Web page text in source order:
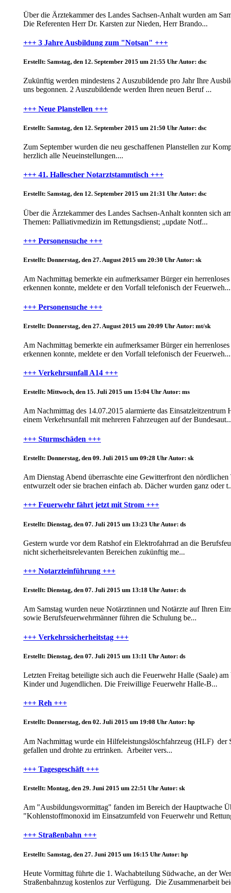
Über die Ärztekammer des Landes Sachsen-Anhalt wurden am
Die Referenten Herr Dr. Karsten zur Nieden, Herr Brando...
+++ 3 Jahre Ausbildung zum "Notsan" +++
Erstellt: Samstag, den 12. September 2015 um 21:55 UhrAutor: dsc
Zukünftig werden mindestens 2 Auszubildende pro Jahr Ihre
uns begonnen. 2 Auszubildende werden Ihren neuen Beruf ...
+++ Neue Planstellen +++
Erstellt: Samstag, den 12. September 2015 um 21:50 Uhr Autor: dsc
Zum September wurden die neu geschaffenen Planstellen zur
herzlich alle Neueinstellungen....
+++ 41. Hallescher Notarztstammtisch +++
Erstellt: Samstag, den 12. September 2015 um 21:31 UhrAutor: dsc
Über die Ärztekammer des Landes Sachsen-Anhalt konnten sich
Themen: Palliativmedizin im Rettungsdienst; „update Notf...
+++ Personensuche +++
Erstellt: Donnerstag, den 27. August 2015 um 20:30 UhrAutor: sk
Am Nachmittag bemerkte ein aufmerksamer Bürger ein
erkennen konnte, meldete er den Vorfall telefonisch der Feuerweh...
+++ Personensuche +++
Erstellt: Donnerstag, den 27. August 2015 um 20:09 Uhr Autor: mt/sk
Am Nachmittag bemerkte ein aufmerksamer Bürger ein
erkennen konnte, meldete er den Vorfall telefonisch der Feuerweh...
+++ Verkehrsunfall A14 +++
Erstellt: Mittwoch, den 15. Juli 2015 um 15:04 UhrAutor: ms
Am Nachmitttag des 14.07.2015 alarmierte das
einem Verkehrsunfall mit mehreren Fahrzeugen auf der Bundesaut...
+++ Sturmschäden +++
Erstellt: Donnerstag, den 09. Juli 2015 um 09:28 Uhr Autor: sk
Am Dienstag Abend überraschte eine Gewitterfront den
entwurzelt oder sie brachen einfach ab. Dächer wurden ganz oder
+++ Feuerwehr fährt jetzt mit Strom +++
Erstellt: Dienstag, den 07. Juli 2015 um 13:23 Uhr Autor: ds
Gestern wurde vor dem Ratshof ein Elektrofahrrad an die
nicht sicherheitsrelevanten Bereichen zukünftig me...
+++ Notarzteinführung +++
Erstellt: Dienstag, den 07. Juli 2015 um 13:18 UhrAutor: ds
Am Samstag wurden neue Notärztinnen und Notärzte auf Ihren
sowie Berufsfeuerwehrmänner führen die Schulung be...
+++ Verkehrssicherheitstag +++
Erstellt: Dienstag, den 07. Juli 2015 um 13:11 Uhr Autor: ds
Letzten Freitag beteiligte sich auch die Feuerwehr Halle (Saale)
Kinder und Jugendlichen. Die Freiwillige Feuerwehr Halle-B...
+++ Reh +++
Erstellt: Donnerstag, den 02. Juli 2015 um 19:08 UhrAutor: hp
Am Nachmittag wurde ein Hilfeleistungslöschfahrzeug (HLF) der
gefallen und drohte zu ertrinken. Arbeiter vers...
+++ Tagesgeschäft +++
Erstellt: Montag, den 29. Juni 2015 um 22:51 Uhr Autor: sk
Am "Ausbildungsvormittag" fanden im Bereich der Hauptwache
"Kohlenstoffmonoxid im Einsatzumfeld von Feuerwehr und
+++ Straßenbahn +++
Erstellt: Samstag, den 27. Juni 2015 um 16:15 Uhr Autor: hp
Heute Vormittag führte die 1. Wachabteilung Südwache, an der
Straßenbahnzug kostenlos zur Verfügung. Die Zusammenarbeit